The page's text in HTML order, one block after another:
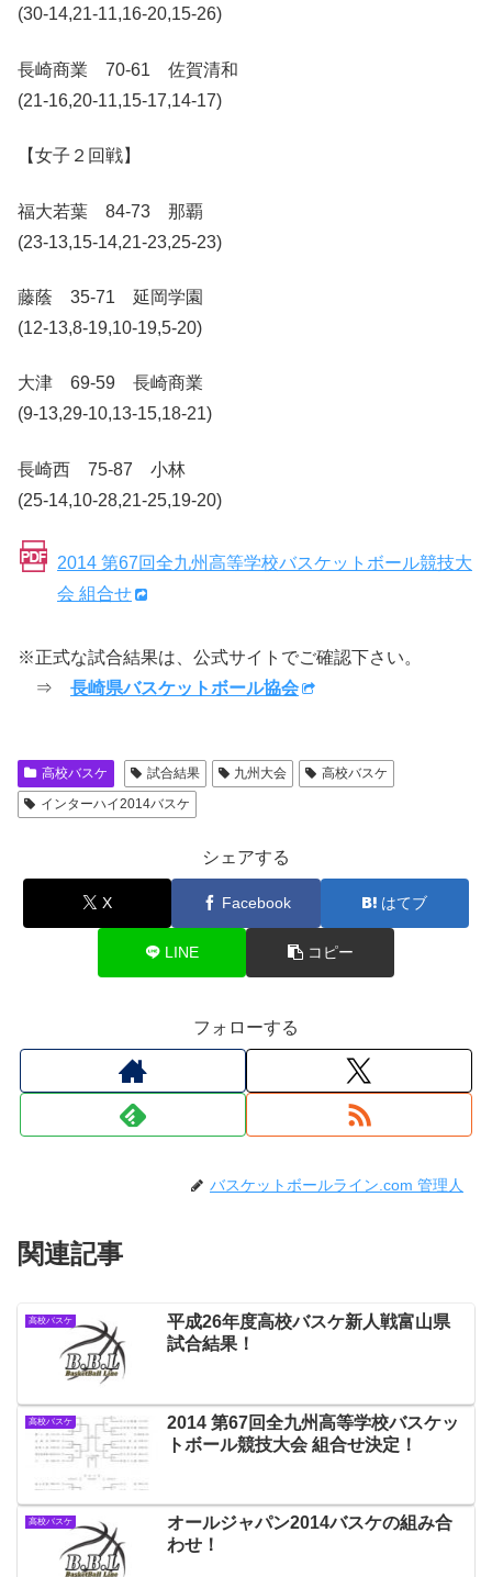
(30-14,21-11,16-20,15-26)
長崎商業 70-61 佐賀清和
(21-16,20-11,15-17,14-17)
【女子２回戦】
福大若葉 84-73 那覇
(23-13,15-14,21-23,25-23)
藤蔭 35-71 延岡学園
(12-13,8-19,10-19,5-20)
大津 69-59 長崎商業
(9-13,29-10,13-15,18-21)
長崎西 75-87 小林
(25-14,10-28,21-25,19-20)
2014 第67回全九州高等学校バスケットボール競技大
会 組合せ
※正式な試合結果は、公式サイトでご確認下さい。
⇒ 長崎県バスケットボール協会
高校バスケ 試合結果 九州大会
高校バスケ
インターハイ2014バスケ
シェアする
X Facebook はてブ
LINE コピー
フォローする
バスケットボールライン.com 管理人
関連記事
高校バスケ
平成26年度高校バスケ新人戦富山県
試合結果！
高校バスケ
2014 第67回全九州高等学校バスケッ
トボール競技大会 組合せ決定！
高校バスケ
オールジャパン2014バスケの組み合
わせ！